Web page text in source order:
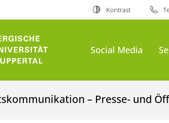
Kontrast
Social Media
– Presse- und